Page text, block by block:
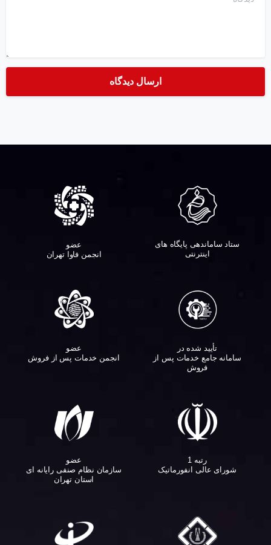
ستاد ساماندهی پایگاه های
اینترنتی
عضو
انجمن فاوا تهران
تأیید شده در
سامانه جامع خدمات پس از
فروش
عضو
انجمن خدمات پس از فروش
رتبه 1
شورای عالی انفورماتیک
عضو
سازمان نظام صنفی رایانه ای
استان تهران